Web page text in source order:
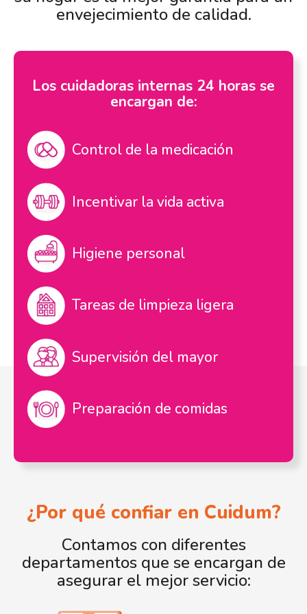
envejecimiento de calidad.
Los cuidadoras internas 24 horas se
encargan de:
Control de la medicación
Incentivar la vida activa
Higiene personal
Tareas de limpieza ligera
Supervisión del mayor
Preparación de comidas
¿Por qué confiar en Cuidum?
Contamos con diferentes
departamentos que se encargan de
asegurar el mejor servicio: